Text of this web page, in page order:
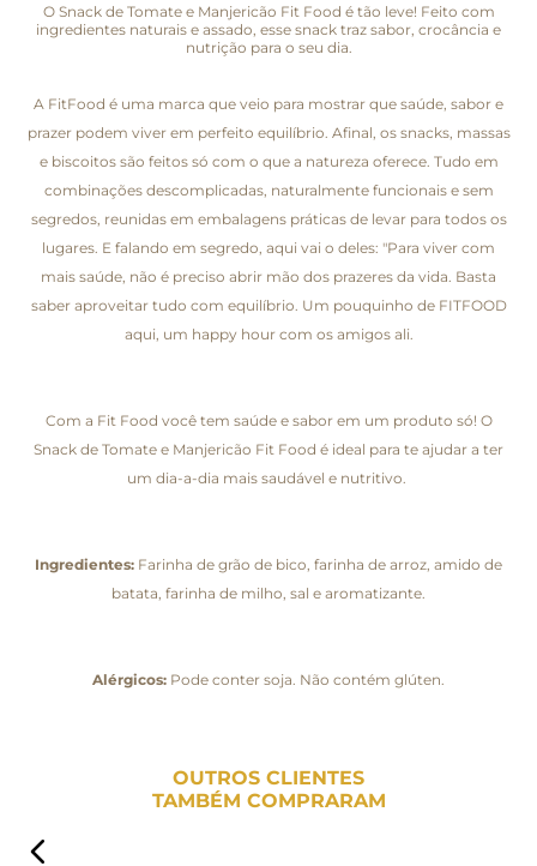
O Snack de Tomate e Manjericão Fit Food é tão leve! Feito com
ingredientes naturais e assado, esse snack traz sabor, crocância e
nutrição para o seu dia.
A FitFood é uma marca que veio para mostrar que saúde, sabor e
prazer podem viver em perfeito equilíbrio. Afinal, os snacks, massas
e biscoitos são feitos só com o que a natureza oferece. Tudo em
combinações descomplicadas, naturalmente funcionais e sem
segredos, reunidas em embalagens práticas de levar para todos os
lugares. E falando em segredo, aqui vai o deles: "Para viver com
mais saúde, não é preciso abrir mão dos prazeres da vida. Basta
saber aproveitar tudo com equilíbrio. Um pouquinho de FITFOOD
aqui, um happy hour com os amigos ali.
Com a Fit Food você tem saúde e sabor em um produto só! O
Snack de Tomate e Manjericão Fit Food é ideal para te ajudar a ter
um dia-a-dia mais saudável e nutritivo.
Ingredientes: Farinha de grão de bico, farinha de arroz, amido de
batata, farinha de milho, sal e aromatizante.
Alérgicos: Pode conter soja. Não contém glúten.
OUTROS CLIENTES
TAMBÉM COMPRARAM